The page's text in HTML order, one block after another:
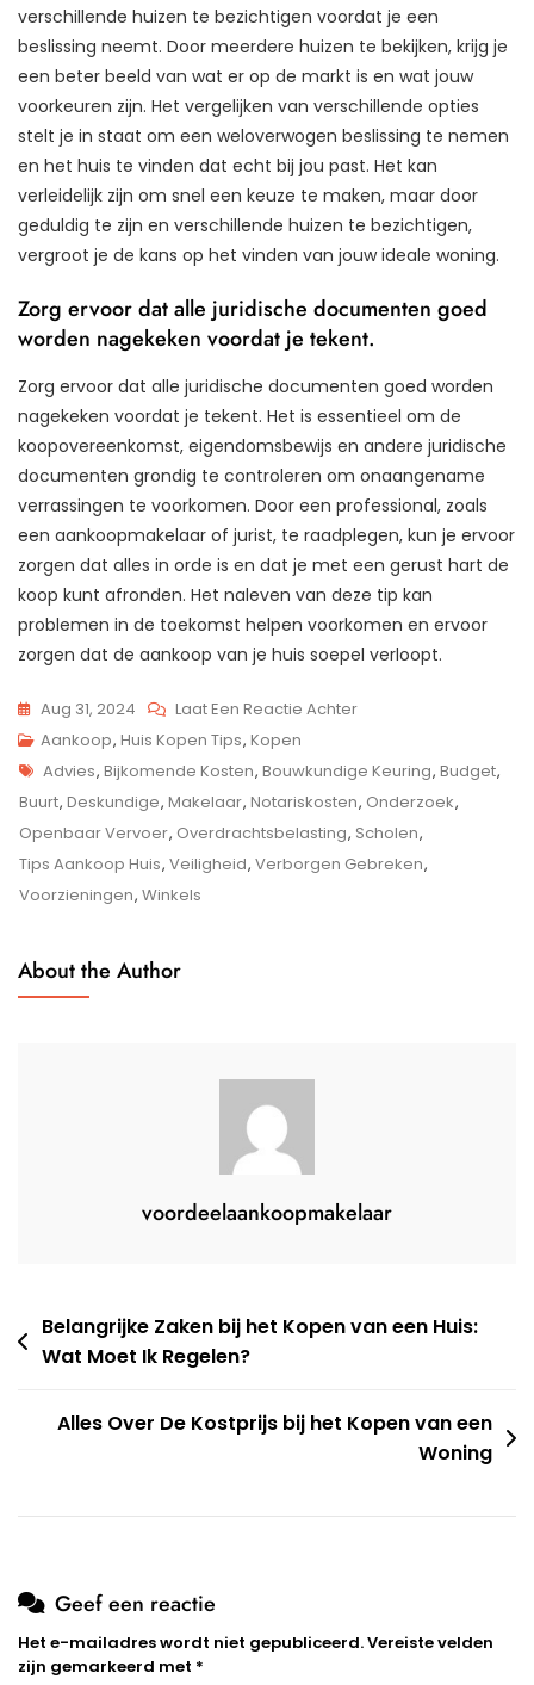
verschillende huizen te bezichtigen voordat je een
beslissing neemt. Door meerdere huizen te bekijken, krijg je
een beter beeld van wat er op de markt is en wat jouw
voorkeuren zijn. Het vergelijken van verschillende opties
stelt je in staat om een weloverwogen beslissing te nemen
en het huis te vinden dat echt bij jou past. Het kan
verleidelijk zijn om snel een keuze te maken, maar door
geduldig te zijn en verschillende huizen te bezichtigen,
vergroot je de kans op het vinden van jouw ideale woning.
Zorg ervoor dat alle juridische documenten goed
worden nagekeken voordat je tekent.
Zorg ervoor dat alle juridische documenten goed worden
nagekeken voordat je tekent. Het is essentieel om de
koopovereenkomst, eigendomsbewijs en andere juridische
documenten grondig te controleren om onaangename
verrassingen te voorkomen. Door een professional, zoals
een aankoopmakelaar of jurist, te raadplegen, kun je ervoor
zorgen dat alles in orde is en dat je met een gerust hart de
koop kunt afronden. Het naleven van deze tip kan
problemen in de toekomst helpen voorkomen en ervoor
zorgen dat de aankoop van je huis soepel verloopt.
Aug 31, 2024 Laat Een Reactie AchterOp
Tips
Voor
De
Aankoop
Aankoop, Huis Kopen Tips, Kopen
Tags
Advies, Bijkomende Kosten, Bouwkundige Keuring, Budget,
Buurt, Deskundige, Makelaar, Notariskosten, Onderzoek,
Openbaar Vervoer, Overdrachtsbelasting, Scholen,
Tips Aankoop Huis, Veiligheid, Verborgen Gebreken,
Voorzieningen, Winkels
About the Author
voordeelaankoopmakelaar
Berichtnavigatie
Belangrijke Zaken bij het Kopen van een Huis:
Wat Moet Ik Regelen?
Alles Over De Kostprijs bij het Kopen van een
Woning
Geef een reactie
Het e-mailadres wordt niet gepubliceerd.Vereiste velden
zijn gemarkeerd met *